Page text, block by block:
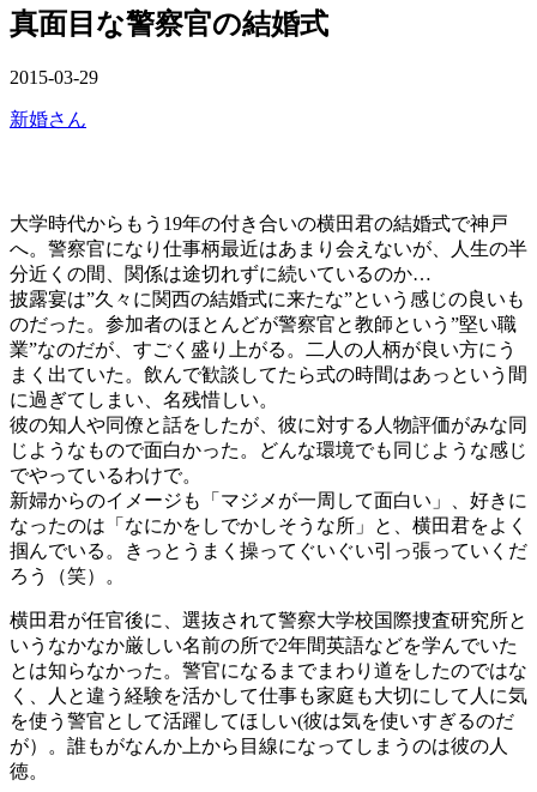
を
閉
る
真面目な警察官の結婚式
公
日
2015-03-29
カ
ー
新婚さん
大学時代からもう19年の付き合いの横田君の結婚式で神戸
へ。警察官になり仕事柄最近はあまり会えないが、人生の半
分近くの間、関係は途切れずに続いているのか…
披露宴は”久々に関西の結婚式に来たな”という感じの良いも
のだった。参加者のほとんどが警察官と教師という”堅い職
業”なのだが、すごく盛り上がる。二人の人柄が良い方にう
まく出ていた。飲んで歓談してたら式の時間はあっという間
に過ぎてしまい、名残惜しい。
彼の知人や同僚と話をしたが、彼に対する人物評価がみな同
じようなもので面白かった。どんな環境でも同じような感じ
でやっているわけで。
新婦からのイメージも「マジメが一周して面白い」、好きに
なったのは「なにかをしでかしそうな所」と、横田君をよく
掴んでいる。きっとうまく操ってぐいぐい引っ張っていくだ
ろう（笑）。
横田君が任官後に、選抜されて警察大学校国際捜査研究所と
いうなかなか厳しい名前の所で2年間英語などを学んでいた
とは知らなかった。警官になるまでまわり道をしたのではな
く、人と違う経験を活かして仕事も家庭も大切にして人に気
を使う警官として活躍してほしい(彼は気を使いすぎるのだ
が）。誰もがなんか上から目線になってしまうのは彼の人
徳。